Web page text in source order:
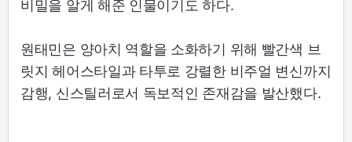
비밀을 알게 해준 인물이기도 하다.
원태민은 양아치 역할을 소화하기 위해 빨간색 브
릿지 헤어스타일과 타투로 강렬한 비주얼 변신까지
감행, 신스틸러로서 독보적인 존재감을 발산했다.